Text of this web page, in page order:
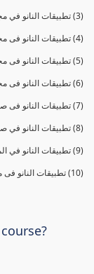
(3) تطبيقات النانو في مجال صناعة الأدوية
(4) تطبيقات النانو فى مجال الطاقة
(5) تطبيقات النانو فى مجال الصناعة
(6) تطبيقات النانو فى مجال العزل الحرارى
(7) تطبيقات النانو فى صناعة الإلكترونيات والترانزستورات
(8) تطبيقات النانو في صناعة المجسات وأجهزة الإستشعار
(9) تطبيقات النانو في المجال العسكرى
(10) تطبيقات النانو فى مجال معالجة المياه